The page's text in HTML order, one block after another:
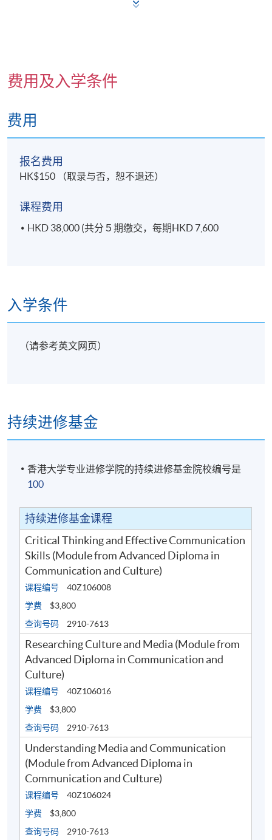
评估与传播学科相关的主要学术写作；
(注: 学科单元的中文名称只作参考)
1
批判性思考和有效的沟通技巧
2 跨文化沟通概论
3 学术和专业英语 12
4 研究文化和媒体
5 认识媒体和传播
费用及入学条件
费用
报名费用
HK$150 （取录与否，恕不退还）
课程费用
HKD 38,000 (共分５期缴交，每期HKD 7,600
入学条件
（请参考英文网页）
持续进修基金
香港大学专业进修学院的持续进修基金院校编号是
100
持续进修基金课程
Critical Thinking and Effective Communication
Skills (Module from Advanced Diploma in
Communication and Culture)
课程编号
40Z106008
学费
$3,800
查询号码
2910-7613
Researching Culture and Media (Module from
Advanced Diploma in Communication and
Culture)
课程编号
40Z106016
学费
$3,800
查询号码
2910-7613
Understanding Media and Communication
(Module from Advanced Diploma in
Communication and Culture)
课程编号
40Z106024
学费
$3,800
查询号码
2910-7613